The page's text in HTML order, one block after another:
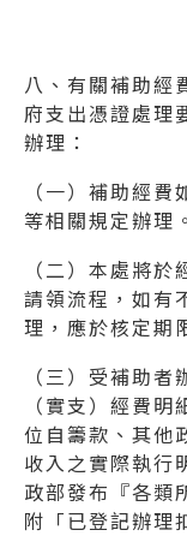
八、有關補助經
府支出憑證處理
辦理：
（一）補助經
等相關規定辦理。
（二）本處將
請領流程，如有
理，應於核定期
（三）受補助
（實支）經費
位自籌款、其他
收入之實際執行
政部發布『各類
附「已登記辦理